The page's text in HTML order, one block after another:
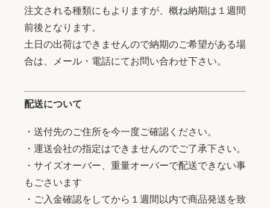
注文される種類にもよりますが、概ね納期は１週間
前後となります。
土日の出荷はできませんので納期のご希望がある場
合は、メール・電話にてお問い合わせ下さい。
配送について
・送付先のご住所を今一度ご確認ください。
・運送会社の指定はできませんのでご了承下さい。
・サイズオーバー、重量オーバーで配送できない事
もごさいます
・ご入金確認をしてから１週間以内で商品発送を致